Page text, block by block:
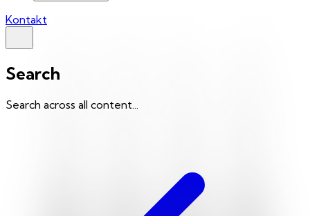
Kontakt
Search
Search across all content...